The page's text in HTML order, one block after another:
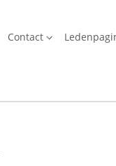
Contact